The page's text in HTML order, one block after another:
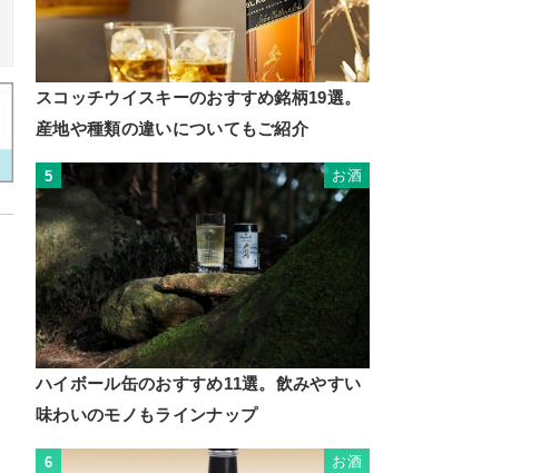
スコッチウイスキーのおすすめ銘柄19選。
産地や種類の違いについてもご紹介
5 お酒
ハイボール缶のおすすめ11選。飲みやすい
味わいのモノもラインナップ
6 お酒